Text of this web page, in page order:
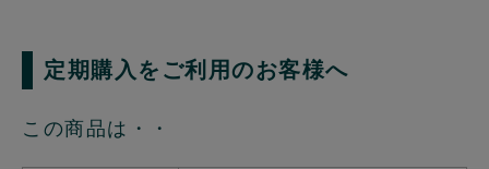
定期購入をご利用のお客様へ
この商品は・・